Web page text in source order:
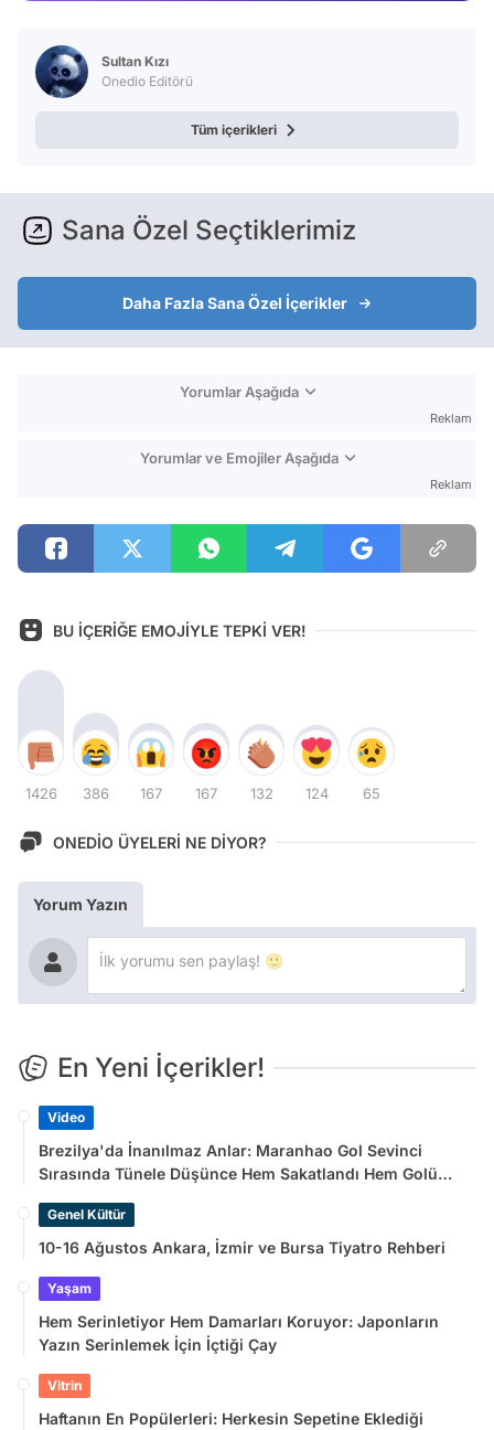
Sultan Kızı
Onedio Editörü
Tüm içerikleri
Sana Özel Seçtiklerimiz
Daha Fazla Sana Özel İçerikler
Yorumlar Aşağıda
Reklam
Yorumlar ve Emojiler Aşağıda
Reklam
BU İÇERİĞE EMOJİYLE TEPKİ VER!
1426 386 167 167 132 124 65
ONEDİO ÜYELERİ NE DİYOR?
Yorum Yazın
En Yeni İçerikler!
Video
Brezilya'da İnanılmaz Anlar: Maranhao Gol Sevinci
Sırasında Tünele Düşünce Hem Sakatlandı Hem Golü
Genel Kültür
10-16 Ağustos Ankara, İzmir ve Bursa Tiyatro Rehberi
Yaşam
Hem Serinletiyor Hem Damarları Koruyor: Japonların
Yazın Serinlemek İçin İçtiği Çay
Vitrin
Haftanın En Popülerleri: Herkesin Sepetine Eklediği